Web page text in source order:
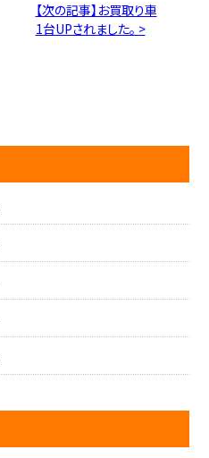
【次の記事】お買取り車
1台UPされました。 >